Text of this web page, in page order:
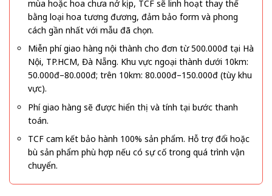
mùa hoặc hoa chưa nở kịp, TCF sẽ linh hoạt thay thế
bằng loại hoa tương đương, đảm bảo form và phong
cách gần nhất với mẫu đã chọn.
Miễn phí giao hàng nội thành cho đơn từ 500.000đ tại Hà
Nội, TP.HCM, Đà Nẵng. Khu vực ngoại thành dưới 10km:
50.000đ–80.000đ; trên 10km: 80.000đ–150.000đ (tùy khu
vực).
Phí giao hàng sẽ được hiển thị và tính tại bước thanh
toán.
TCF cam kết bảo hành 100% sản phẩm. Hỗ trợ đổi hoặc
bù sản phẩm phù hợp nếu có sự cố trong quá trình vận
chuyển.